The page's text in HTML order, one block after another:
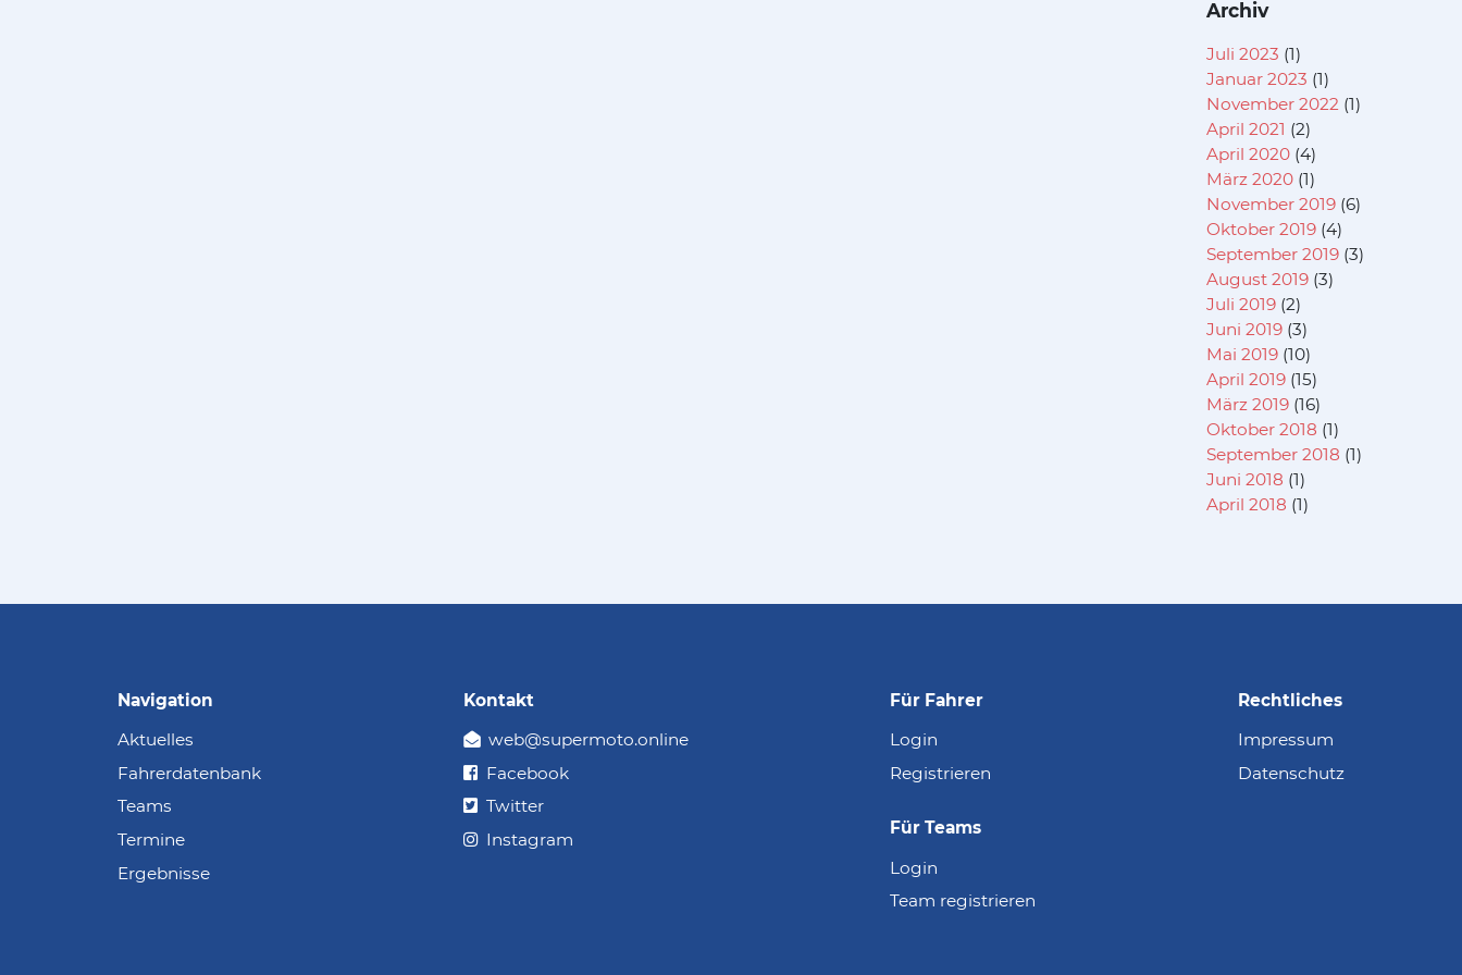
Archiv
Juli 2023 (1)
Januar 2023 (1)
November 2022 (1)
April 2021 (2)
April 2020 (4)
März 2020 (1)
November 2019 (6)
Oktober 2019 (4)
September 2019 (3)
August 2019 (3)
Juli 2019 (2)
Juni 2019 (3)
Mai 2019 (10)
April 2019 (15)
März 2019 (16)
Oktober 2018 (1)
September 2018 (1)
Juni 2018 (1)
April 2018 (1)
Navigation
Aktuelles
Fahrerdatenbank
Teams
Termine
Ergebnisse
Kontakt
web@supermoto.online
Facebook
Twitter
Instagram
Für Fahrer
Login
Registrieren
Für Teams
Login
Team registrieren
Rechtliches
Impressum
Datenschutz